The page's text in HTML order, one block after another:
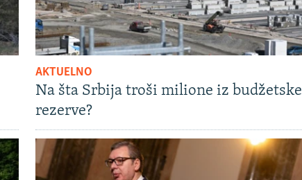
AKTUELNO
Na šta Srbija troši milione iz budžetske
rezerve?